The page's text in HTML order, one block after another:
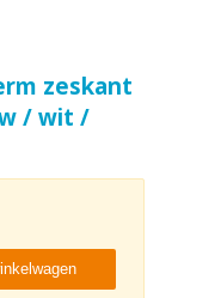
zeskant
/ wit /